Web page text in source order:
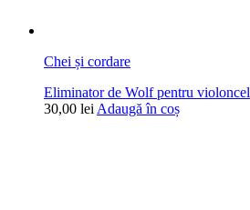
Chei și cordare
Eliminator de Wolf pentru violoncel
30,00 lei Adaugă în coș